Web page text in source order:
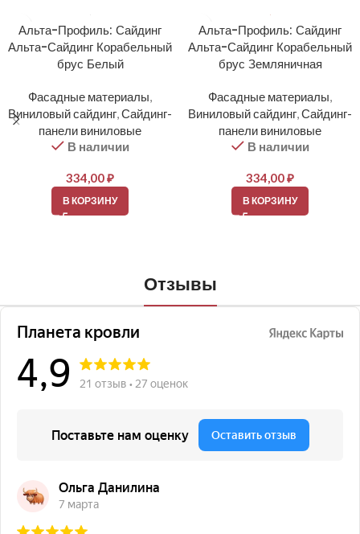
Альта-Профиль: Сайдинг
Альта-Сайдинг Корабельный
брус Белый
Фасадные материалы,
Виниловый сайдинг,Сайдинг-
панели виниловые
В наличии
334,00₽
В КОРЗИНУ
Альта-Профиль: Сайдинг
Альта-Сайдинг Корабельный
брус Земляничная
Фасадные материалы,
Виниловый сайдинг,Сайдинг-
панели виниловые
В наличии
334,00₽
В КОРЗИНУ
Отзывы